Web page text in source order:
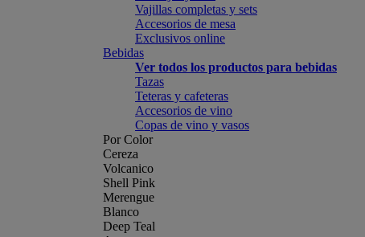
Vajillas completas y sets
Accesorios de mesa
Exclusivos online
Bebidas
Ver todos los productos para bebidas
Tazas
Teteras y cafeteras
Accesorios de vino
Copas de vino y vasos
Por Color
Cereza
Volcanico
Shell Pink
Merengue
Blanco
Deep Teal